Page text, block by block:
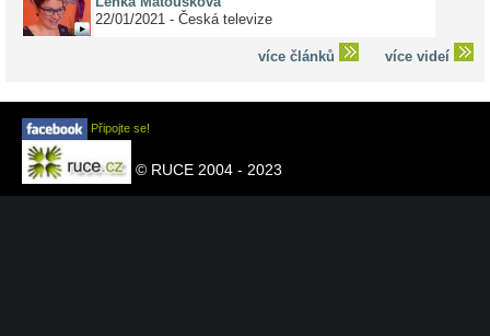
22/01/2021 - Česká televize
více článků více videí
Připojte se!
© RUCE 2004 - 2023